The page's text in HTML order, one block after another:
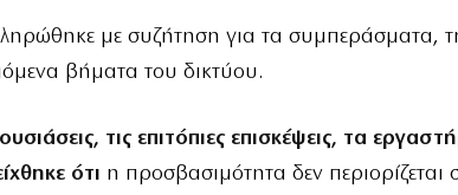
με συζήτηση για τα συμπεράσματα,
βήματα του δικτύου.
τις επιτόπιες επισκέψεις, τα
ότι η προσβασιμότητα δεν περιορίζεται